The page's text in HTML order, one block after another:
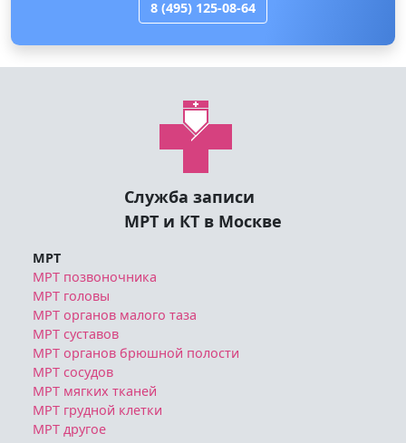
Служба записи
МРТ и КТ в Москве
МРТ позвоночника
МРТ головы
МРТ органов малого таза
МРТ суставов
МРТ органов брюшной полости
МРТ сосудов
МРТ мягких тканей
МРТ грудной клетки
МРТ другое